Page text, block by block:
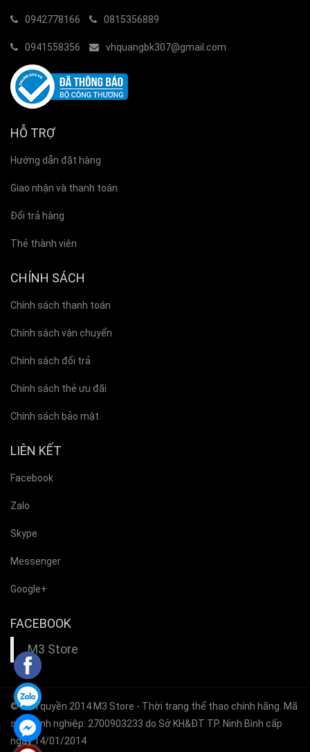
0942778166 0815356889
0941558356 vhquangbk307@gmail.com
HỖ TRỢ
Hướng dẫn đặt hàng
Giao nhận và thanh toán
Đổi trả hàng
Thẻ thành viên
CHÍNH SÁCH
Chính sách thanh toán
Chính sách vận chuyển
Chính sách đổi trả
Chính sách thẻ ưu đãi
Chính sách bảo mật
LIÊN KẾT
Facebook
Zalo
Skype
Messenger
Google+
FACEBOOK
M3 Store
© Bản quyền 2014 M3 Store - Thời trang thể thao chính hãng. Mã
số doanh nghiệp: 2700903233 do Sở KH&ĐT TP. Ninh Bình cấp
ngày 14/01/2014